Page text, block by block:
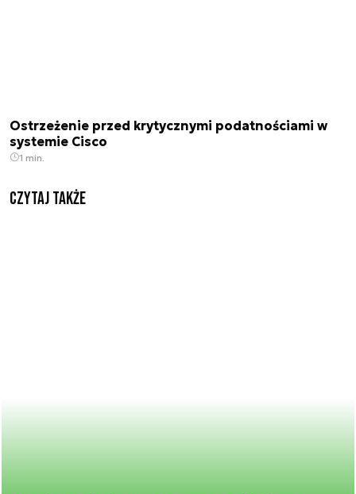
Ostrzeżenie przed krytycznymi podatnościami w
systemie Cisco
1 min.
Czytaj także